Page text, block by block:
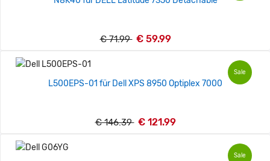
€ 71.99 € 59.99
Sale
L500EPS-01 für Dell XPS 8950 Optiplex 7000
€ 146.39 € 121.99
Sale